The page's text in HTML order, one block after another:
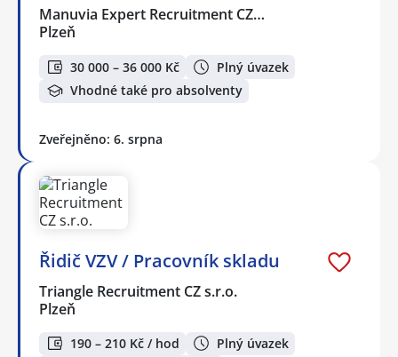
Manuvia Expert Recruitment CZ…
Plzeň
30 000 – 36 000 Kč
Plný úvazek
Vhodné také pro absolventy
Zveřejněno: 6. srpna
Řidič VZV / Pracovník skladu
Triangle Recruitment CZ s.r.o.
Plzeň
190 – 210 Kč / hod
Plný úvazek